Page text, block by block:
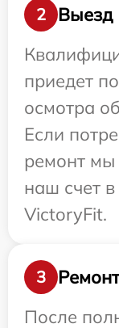
2
Выезд
приедет
осмотра
Если
ремонт мы
наш счет
VictoryFit.
3
После